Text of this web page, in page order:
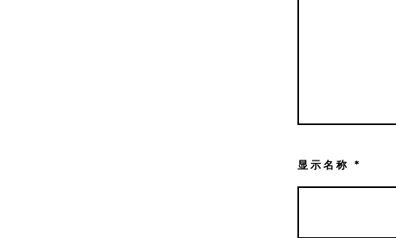
显示名称 *